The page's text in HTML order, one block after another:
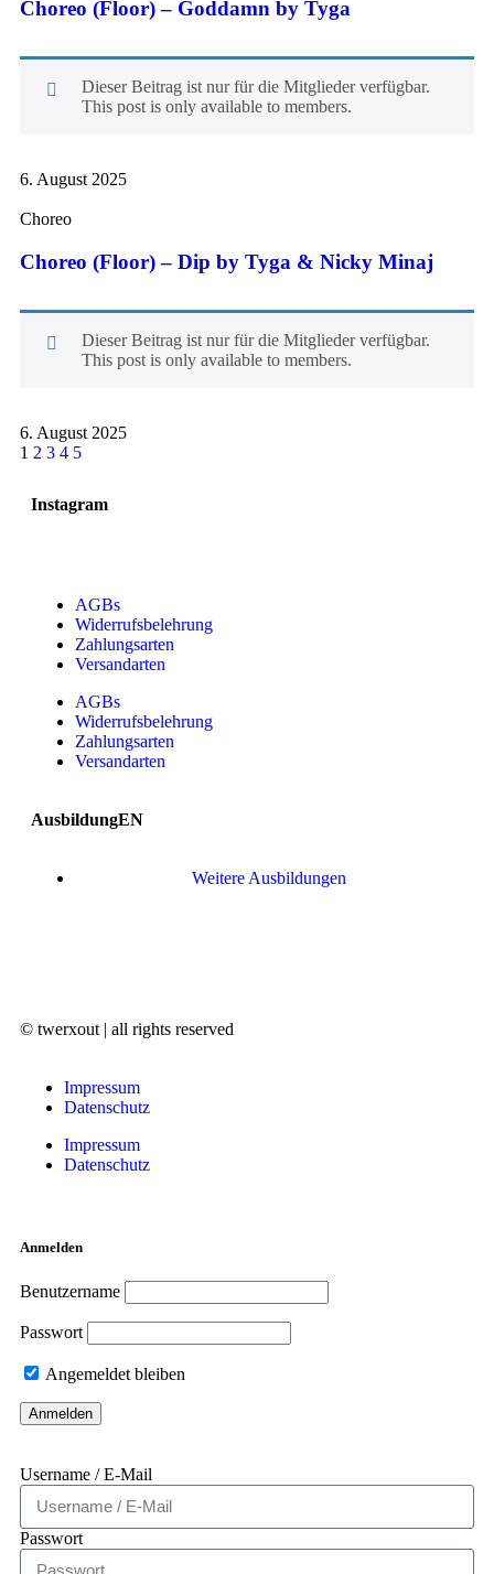
Choreo (Floor) – Goddamn by Tyga
Dieser Beitrag ist nur für die Mitglieder verfügbar.
This post is only available to members.
6. August 2025
Choreo
Choreo (Floor) – Dip by Tyga & Nicky Minaj
Dieser Beitrag ist nur für die Mitglieder verfügbar.
This post is only available to members.
6. August 2025
1 2 3 4 5
Instagram
AGBs
Widerrufsbelehrung
Zahlungsarten
Versandarten
AGBs
Widerrufsbelehrung
Zahlungsarten
Versandarten
AusbildungEN
Weitere Ausbildungen
© twerxout | all rights reserved
Impressum
Datenschutz
Impressum
Datenschutz
Anmelden
Benutzername
Passwort
Angemeldet bleiben
Username / E-Mail
Passwort